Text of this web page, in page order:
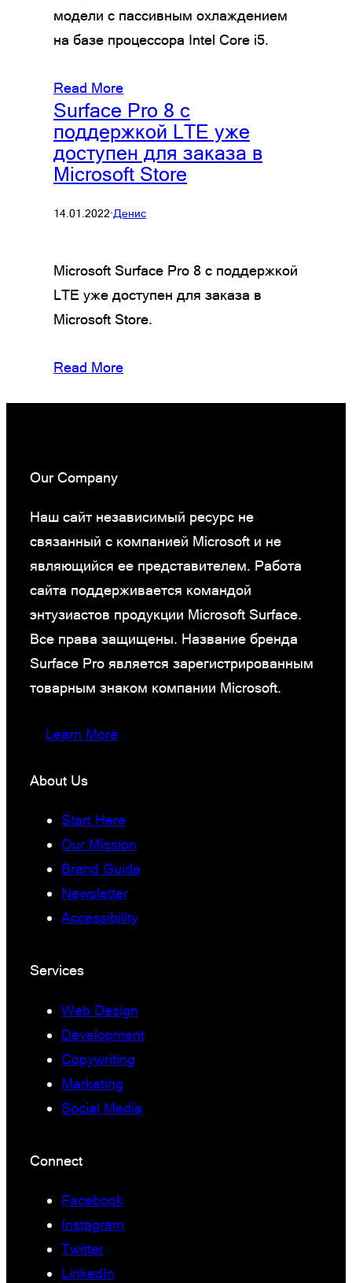
модели с пассивным охлаждением
на базе процессора Intel Core i5.
Read More
Surface Pro 8 с
поддержкой LTE уже
доступен для заказа в
Microsoft Store
14.01.2022·Денис
Microsoft Surface Pro 8 с поддержкой
LTE уже доступен для заказа в
Microsoft Store.
Read More
Our Company
Наш сайт независимый ресурс не
связанный с компанией Microsoft и не
являющийся ее представителем. Работа
сайта поддерживается командой
энтузиастов продукции Microsoft Surface.
Все права защищены. Название бренда
Surface Pro является зарегистрированным
товарным знаком компании Microsoft.
Learn More
About Us
Start Here
Our Mission
Brand Guide
Newsletter
Accessibility
Services
Web Design
Development
Copywriting
Marketing
Social Media
Connect
Facebook
Instagram
Twitter
LinkedIn